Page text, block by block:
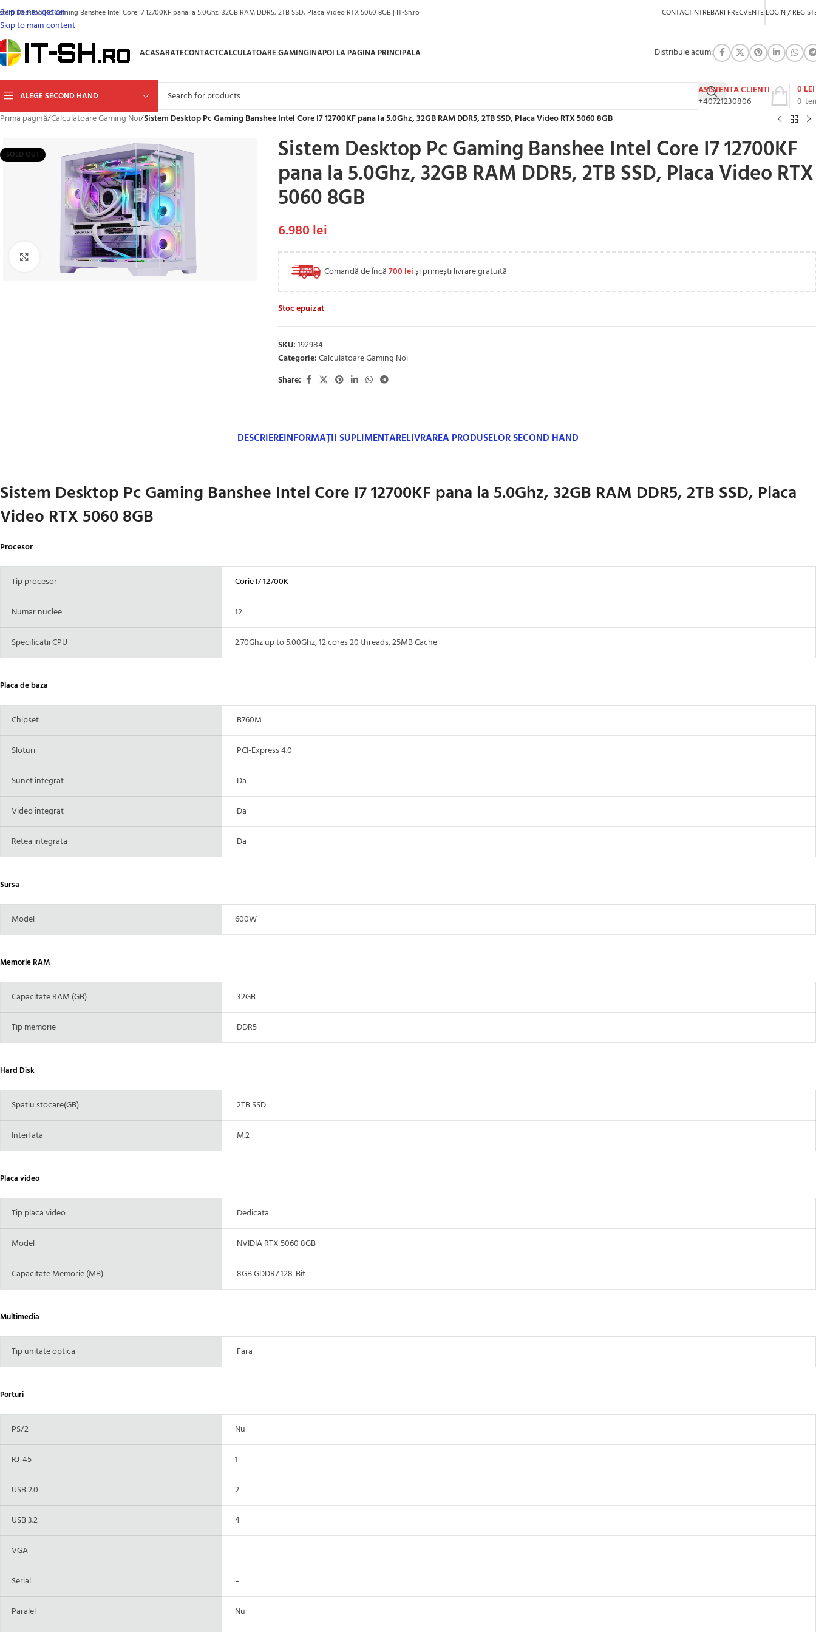
Skip to navigation
Skip to main content
Desktop Pc Gaming Banshee Intel Core I7 12700KF pana la 5.0Ghz, 32GB RAM DDR5, 2TB SSD, Placa Video RTX 5060 8GB | IT-Sh.ro CONTACTINTREBARI FRECVENTE LOGIN /
ACASARATECONTACTCALCULATOARE GAMINGINAPOI LA PAGINA PRINCIPALA Distribuie acum:
ALEGE SECOND HAND
ASISTENTA CLIENTI
+40721230806
0
0 LEI
Prima pagină/Calculatoare Gaming Noi/Sistem Desktop Pc Gaming Banshee Intel Core I7 12700KF pana la 5.0Ghz, 32GB RAM DDR5, 2TB SSD, Placa Video RTX 5060 8GB
SOLD OUT
Click to enlarge
Sistem Desktop Pc Gaming Banshee Intel Core I7 12700KF
pana la 5.0Ghz, 32GB RAM DDR5, 2TB SSD, Placa Video RTX
5060 8GB
6.980lei
Comandă de Încă700 leiși primești livrare gratuită
Stoc epuizat
SKU:192984
Categorie:Calculatoare Gaming Noi
Share:
DESCRIEREINFORMAȚII SUPLIMENTARELIVRAREA PRODUSELOR SECOND HAND
Sistem Desktop Pc Gaming Banshee Intel Core I7 12700KF pana la 5.0Ghz, 32GB RAM DDR5, 2TB SSD, Placa
Video RTX 5060 8GB
Procesor
Tip procesor Corie I7 12700K
Numar nuclee 12
Specificatii CPU 2.70Ghz up to 5.00Ghz, 12 cores 20 threads, 25MB Cache
Placa de baza
Chipset B760M
Sloturi PCI-Express 4.0
Sunet integrat Da
Video integrat Da
Retea integrata Da
Sursa
Model 600W
Memorie RAM
Capacitate RAM (GB) 32GB
Tip memorie DDR5
Hard Disk
Spatiu stocare(GB) 2TB SSD
Interfata M.2
Placa video
Tip placa video Dedicata
Model NVIDIA RTX 5060 8GB
Capacitate Memorie (MB) 8GB GDDR7 128-Bit
Multimedia
Tip unitate optica Fara
Porturi
PS/2 Nu
RJ-45 1
USB 2.0 2
USB 3.2 4
VGA –
Serial –
Paralel Nu